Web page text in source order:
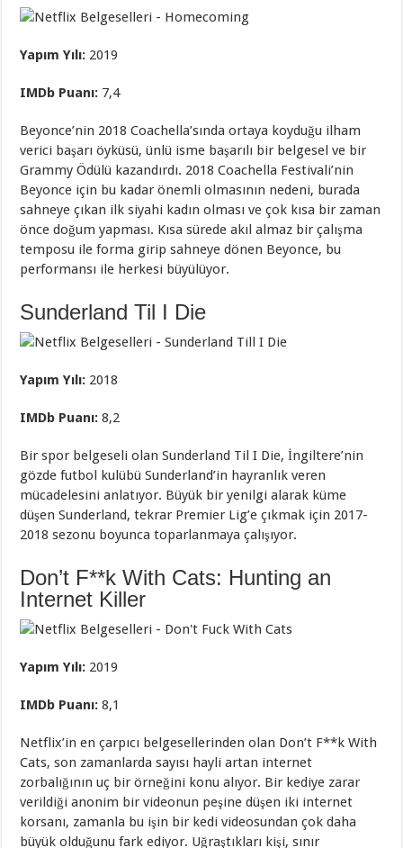
Yapım Yılı: 2019
IMDb Puanı: 7,4
Beyonce’nin 2018 Coachella’sında ortaya koyduğu ilham
verici başarı öyküsü, ünlü isme başarılı bir belgesel ve bir
Grammy Ödülü kazandırdı. 2018 Coachella Festivali’nin
Beyonce için bu kadar önemli olmasının nedeni, burada
sahneye çıkan ilk siyahi kadın olması ve çok kısa bir zaman
önce doğum yapması. Kısa sürede akıl almaz bir çalışma
temposu ile forma girip sahneye dönen Beyonce, bu
performansı ile herkesi büyülüyor.
Sunderland Til I Die
Yapım Yılı: 2018
IMDb Puanı: 8,2
Bir spor belgeseli olan Sunderland Til I Die, İngiltere’nin
gözde futbol kulübü Sunderland’in hayranlık veren
mücadelesini anlatıyor. Büyük bir yenilgi alarak küme
düşen Sunderland, tekrar Premier Lig’e çıkmak için 2017-
2018 sezonu boyunca toparlanmaya çalışıyor.
Don’t F**k With Cats: Hunting an
Internet Killer
Yapım Yılı: 2019
IMDb Puanı: 8,1
Netflix’in en çarpıcı belgesellerinden olan Don’t F**k With
Cats, son zamanlarda sayısı hayli artan internet
zorbalığının uç bir örneğini konu alıyor. Bir kediye zarar
verildiği anonim bir videonun peşine düşen iki internet
korsanı, zamanla bu işin bir kedi videosundan çok daha
büyük olduğunu fark ediyor. Uğraştıkları kişi, sınır